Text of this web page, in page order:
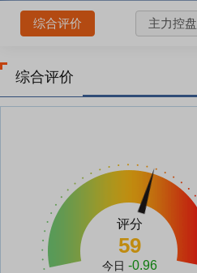
综合评价 主力控盘
综合评价
评分
59
今日 -0.96